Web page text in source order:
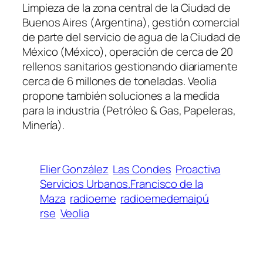
Limpieza de la zona central de la Ciudad de
Buenos Aires (Argentina), gestión comercial
de parte del servicio de agua de la Ciudad de
México (México), operación de cerca de 20
rellenos sanitarios gestionando diariamente
cerca de 6 millones de toneladas. Veolia
propone también soluciones a la medida
para la industria (Petróleo & Gas, Papeleras,
Minería).
Elier González Las Condes Proactiva
Servicios Urbanos.Francisco de la
Maza radioeme radioemedemaipú
rse Veolia